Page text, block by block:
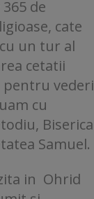
de
cate
un tur al
cetatii
vederi
cu
Biserica
Samuel.
in Ohrid